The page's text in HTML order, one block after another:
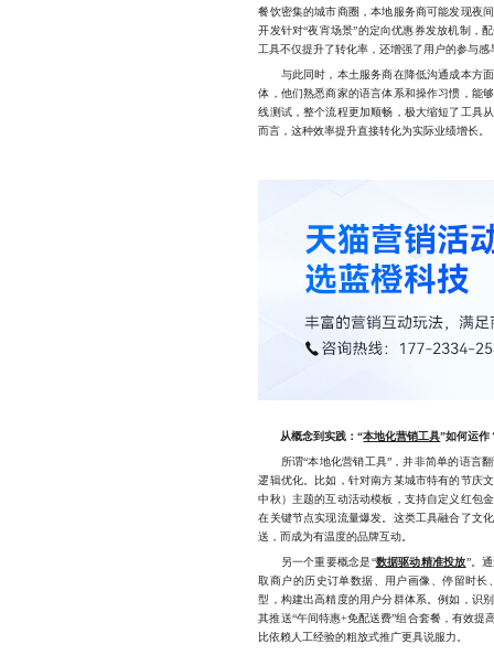
餐饮密集的城市商圈，本地服务商可能发现夜
开发针对“夜宵场景”的定向优惠券发放机制，
工具不仅提升了转化率，还增强了用户的参与感
与此同时，本土服务商在降低沟通成本方面
体，他们熟悉商家的语言体系和操作习惯，能
线测试，整个流程更加顺畅，极大缩短了工具
而言，这种效率提升直接转化为实际业绩增长。
从概念到实践：“本地化营销工具”如何运作
所谓“本地化营销工具”，并非简单的语言翻
逻辑优化。比如，针对南方某城市特有的节庆
中秋）主题的互动活动模板，支持自定义红包
在关键节点实现流量爆发。这类工具融合了文
送，而成为有温度的品牌互动。
另一个重要概念是“数据驱动精准投放”。
取商户的历史订单数据、用户画像、停留时
型，构建出高精度的用户分群体系。例如，识
其推送“午间特惠+免配送费”组合套餐，有效提
比依赖人工经验的粗放式推广更具说服力。